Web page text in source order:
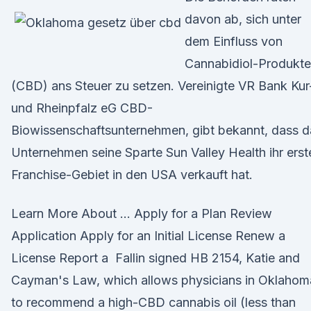
davon ab, sich unter
dem Einfluss von
Cannabidiol-
(CBD) ans Steuer zu setzen. Vereinigte VR Bank
und Rheinpfalz eG CBD-
Biowissenschaftsunternehmen, gibt bekannt, dass
Unternehmen seine Sparte Sun Valley Health ihr
Franchise-Gebiet in den USA verkauft hat.
Learn More About … Apply for a Plan Review
Application Apply for an Initial License Renew a
License Report a Fallin signed HB 2154, Katie and
Cayman's Law, which allows physicians in
to recommend a high-CBD cannabis oil (less than